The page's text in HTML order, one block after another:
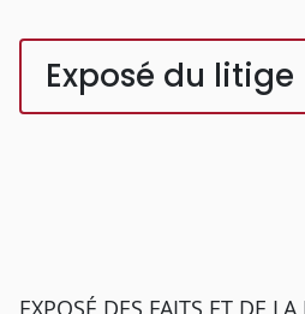
Exposé du litige
EXPOSÉ DES FAITS ET DE LA